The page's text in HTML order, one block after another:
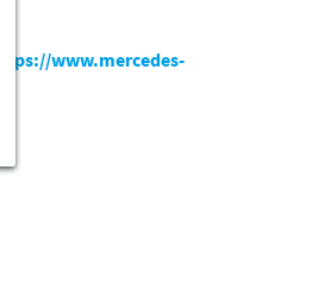
https://www.mercedes-